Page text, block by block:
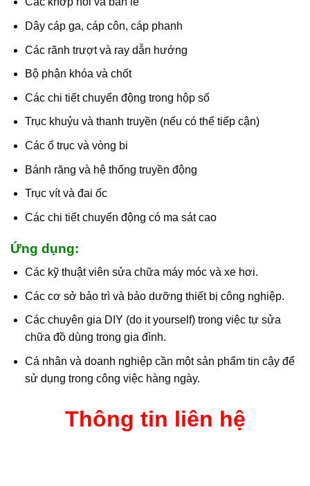
Dây cáp ga, cáp côn, cáp phanh
Các rãnh trượt và ray dẫn hướng
Bộ phận khóa và chốt
Các chi tiết chuyển động trong hộp số
Trục khuỷu và thanh truyền (nếu có thể tiếp cận)
Các ổ trục và vòng bi
Bánh răng và hệ thống truyền động
Trục vít và đai ốc
Các chi tiết chuyển động có ma sát cao
Ứng dụng:
Các kỹ thuật viên sửa chữa máy móc và xe hơi.
Các cơ sở bảo trì và bảo dưỡng thiết bị công nghiệp.
Các chuyên gia DIY (do it yourself) trong việc tự sửa
chữa đồ dùng trong gia đình.
Cá nhân và doanh nghiệp cần một sản phẩm tin cậy để
sử dụng trong công việc hàng ngày.
Thông tin liên hệ